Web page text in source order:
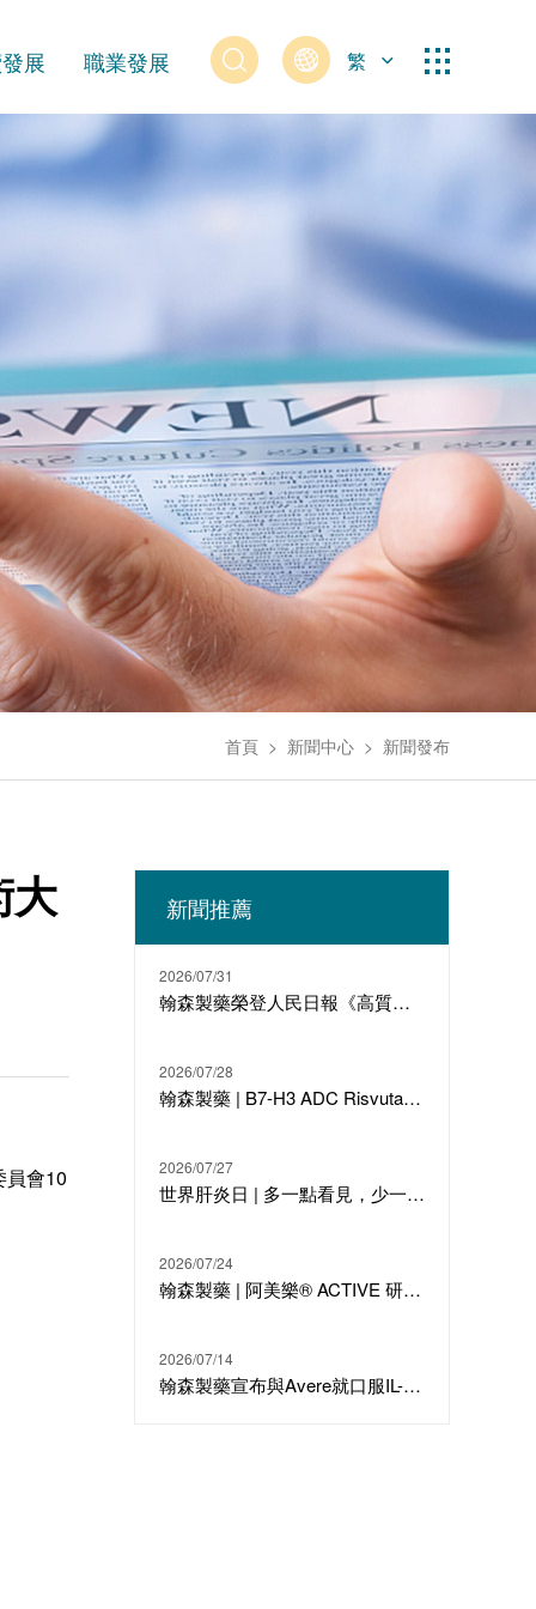
繁 
展 職業發展
首頁 > 新聞中心 > 新聞發布
大
會10
新聞推薦
2026/07/31
翰森製藥榮登人民日報《高質量發展故事匯》
2026/07/28
翰森製藥 | B7-H3 ADC Risvutatug Rezetecan（HS-20093）骨肉瘤III期臨床ARTEMIS-011達到IRC-PFS主要終點
2026/07/27
世界肝炎日 | 多一點看見，少一點偏見，科學治療才是打敗乙肝的最強答案
2026/07/24
翰森製藥 | 阿美樂® ACTIVE 研究在線發表於國際期刊 JTO
2026/07/14
翰森製藥宣布與Avere就口服IL-23候選分子HS-20118達成許可合作及戰略投資